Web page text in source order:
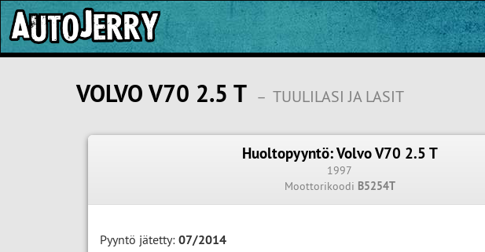
VOLVO V70 2.5 T – TUULILASI JA LASIT
Huoltopyyntö: Volvo V70 2.5 T
1997
Moottorikoodi B5254T
Pyyntö jätetty: 07/2014